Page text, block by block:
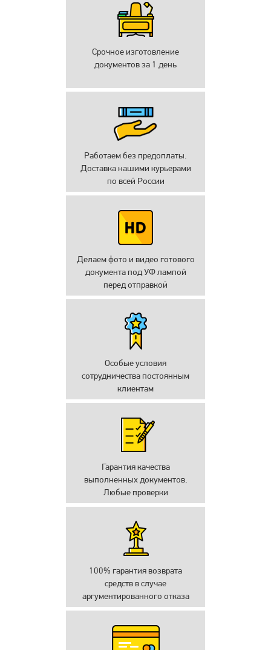
Срочное изготовление
документов за 1 день
Работаем без предоплаты.
Доставка нашими курьерами
по всей России
Делаем фото и видео готового
документа под УФ лампой
перед отправкой
Особые условия
сотрудничества постоянным
клиентам
Гарантия качества
выполненных документов.
Любые проверки
100% гарантия возврата
средств в случае
аргументированного отказа